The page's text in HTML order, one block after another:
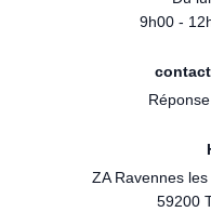
9h00 -
ZA Ravennes
59200